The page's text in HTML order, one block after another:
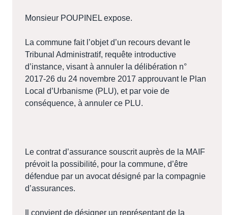
Monsieur POUPINEL expose.
La commune fait l’objet d’un recours devant le
Tribunal Administratif, requête introductive
d’instance, visant à annuler la délibération n°
2017-26 du 24 novembre 2017 approuvant le Plan
Local d’Urbanisme (PLU), et par voie de
conséquence, à annuler ce PLU.
Le contrat d’assurance souscrit auprès de la MAIF
prévoit la possibilité, pour la commune, d’être
défendue par un avocat désigné par la compagnie
d’assurances.
Il convient de désigner un représentant de la